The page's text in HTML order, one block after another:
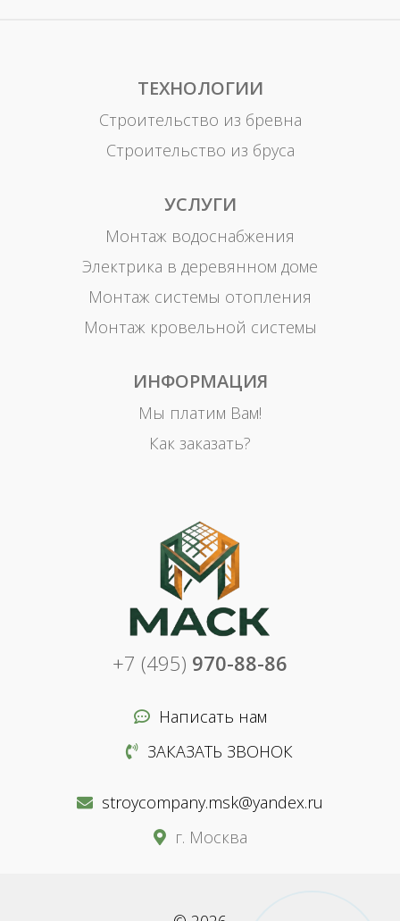
ТЕХНОЛОГИИ
Строительство из бревна
Строительство из бруса
УСЛУГИ
Монтаж водоснабжения
Электрика в деревянном доме
Монтаж системы отопления
Монтаж кровельной системы
ИНФОРМАЦИЯ
Мы платим Вам!
Как заказать?
+7 (495) 970-88-86
Написать нам
ЗАКАЗАТЬ ЗВОНОК
stroycompany.msk@yandex.ru
г. Москва